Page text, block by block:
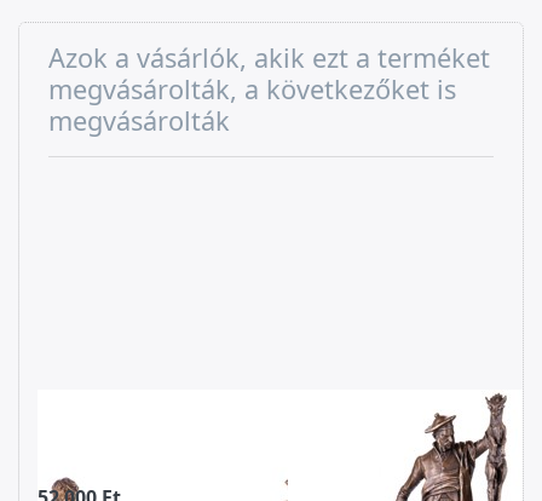
Azok a vásárlók, akik ezt a terméket
megvásárolták, a következőket is
megvásárolták
Skót vadász
vadászkutyával
- bronz szobor